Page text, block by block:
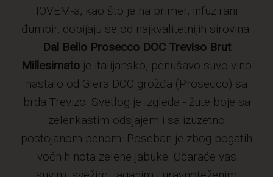
IOVEM-a, kao što je na primer, infuzirani
đumbir, dobijaju se od najkvalitetnijih sirovina.
Dal Bello Prosecco DOC Treviso Brut
Millesimato je italijansko, penušavo suvo vino
nastalo od Glera DOC grožđa (Prosecco) sa
brda Trevizo. Svetlog je izgleda - žute boje sa
zelenkastim odsjajem i sa izuzetno
postojanom penom. Poseban je zbog bogatih
voćnih nota zelene jabuke. Očaraće vas